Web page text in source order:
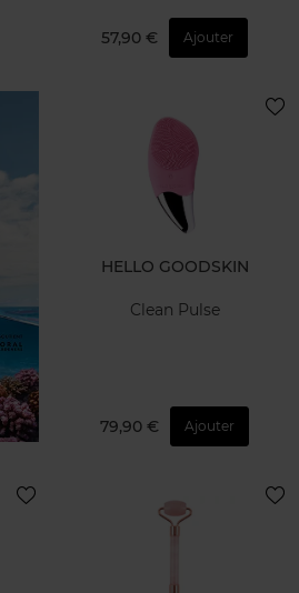
57,90 € Ajouter
HELLO GOODSKIN
Clean Pulse
79,90 € Ajouter